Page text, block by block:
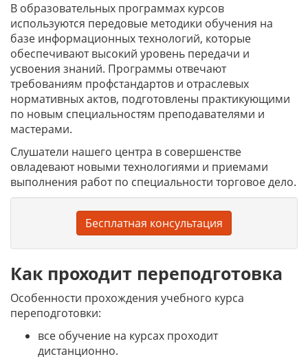
В образовательных программах курсов
используются передовые методики обучения на
базе информационных технологий, которые
обеспечивают высокий уровень передачи и
усвоения знаний. Программы отвечают
требованиям профстандартов и отраслевых
нормативных актов, подготовлены практикующими
по новым специальностям преподавателями и
мастерами.
Слушатели нашего центра в совершенстве
овладевают новыми технологиями и приемами
выполнения работ по специальности торговое дело.
Бесплатная консультация
Как проходит переподготовка
Особенности прохождения учебного курса
переподготовки:
все обучение на курсах проходит
дистанционно.